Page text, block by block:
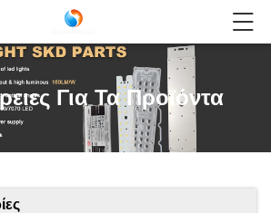
Για Τα Προϊόντα